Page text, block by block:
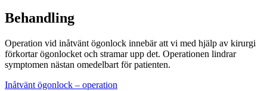
Behandling
Operation vid inåtvänt ögonlock innebär att vi med hjälp av kirurgi
förkortar ögonlocket och stramar upp det. Operationen lindrar
symptomen nästan omedelbart för patienten.
Inåtvänt ögonlock – operation